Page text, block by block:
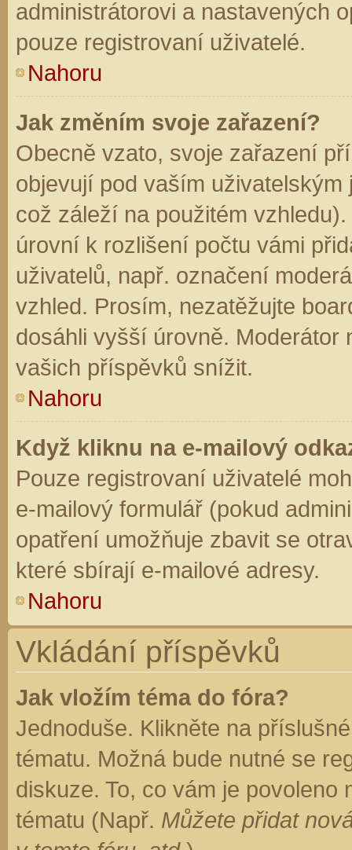
administrátorovi a nastavených
pouze registrovaní uživatelé.
Nahoru
Jak změním svoje zařazení?
Obecně vzato, svoje zařazení
objevují pod vaším
což záleží na použitém
úrovní k rozlišení počtu vámi
uživatelů, např. označení
vzhled. Prosím, nezatěžujte
dosáhli vyšší úrovně. Moderátor
vašich příspěvků snížit.
Nahoru
Když kliknu na e-mailový
Pouze registrovaní uživatelé
e-mailový formulář (pokud
opatření umožňuje zbavit se
které sbírají e-mailové adresy.
Nahoru
Vkládání příspěvků
Jak vložím téma do fóra?
Jednoduše. Klikněte na
tématu. Možná bude nutné se
diskuze. To, co vám je
tématu (Např. Můžete přidat